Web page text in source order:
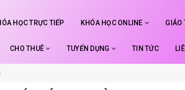
HỌC TRỰC TIẾP KHÓA HỌC ONLINE GIÁO
CHO THUÊ TUYỂN DỤNG TIN TỨC